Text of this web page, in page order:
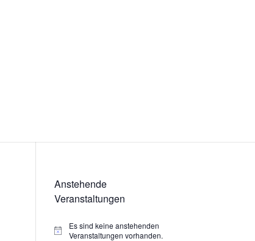
Anstehende
Veranstaltungen
Hinweis
Es sind keine anstehenden
Veranstaltungen vorhanden.